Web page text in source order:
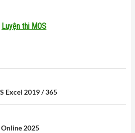
Luyện thi MOS
Excel 2019 / 365
Online 2025